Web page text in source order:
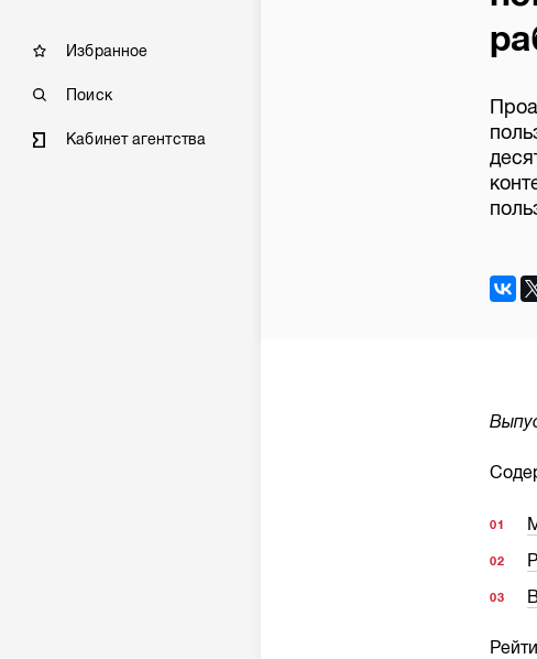
Избранное
Поиск
Кабинет агентства